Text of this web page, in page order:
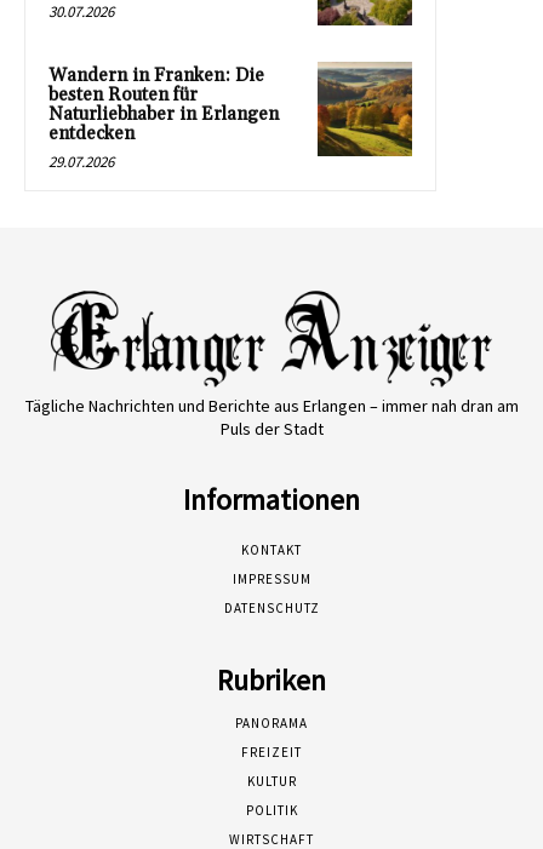
30.07.2026
Wandern in Franken: Die
besten Routen für
Naturliebhaber in Erlangen
entdecken
29.07.2026
Tägliche Nachrichten und Berichte aus Erlangen – immer nah dran am
Puls der Stadt
Informationen
KONTAKT
IMPRESSUM
DATENSCHUTZ
Rubriken
PANORAMA
FREIZEIT
KULTUR
POLITIK
WIRTSCHAFT